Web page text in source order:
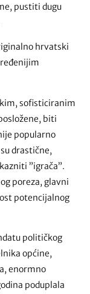
pustiti dugu
hrvatski
sofisticiranim
biti
popularno
drastične,
”igrača”.
poreza, glavni
potencijalnog
političkog
općine,
enormno
poduplala